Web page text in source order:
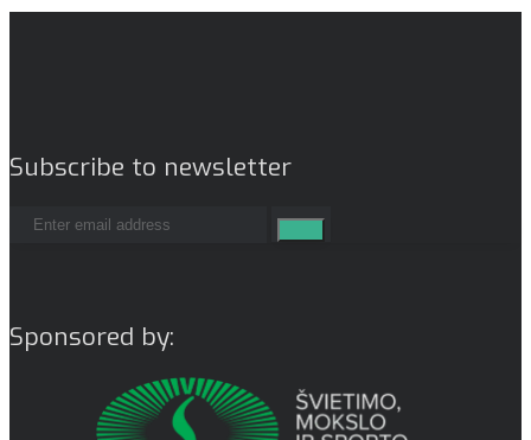
Subscribe to newsletter
Sponsored by: